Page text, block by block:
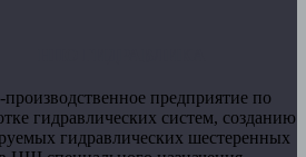
производственное предприятие по
гидравлических систем, созданию
гидравлических шестеренных